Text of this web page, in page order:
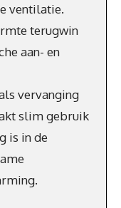
ventilatie.
terugwin
aan- en
vervanging
slim gebruik
is in de